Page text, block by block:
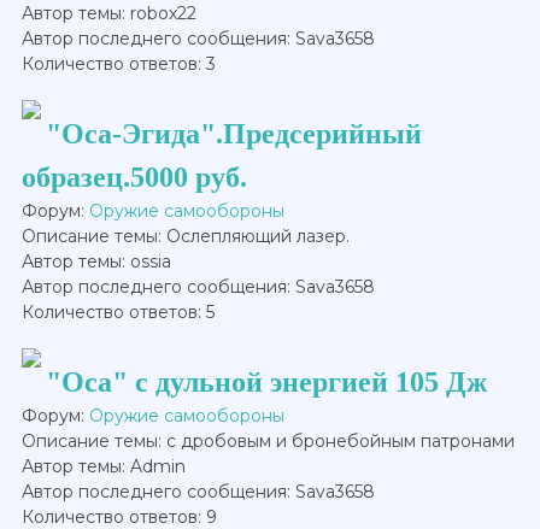
Автор темы: robox22
Автор последнего сообщения: Sava3658
Количество ответов: 3
"Оса-Эгида".Предсерийный
образец.5000 руб.
Форум: Оружие самообороны
Описание темы: Ослепляющий лазер.
Автор темы: ossia
Автор последнего сообщения: Sava3658
Количество ответов: 5
"Оса" с дульной энергией 105 Дж
Форум: Оружие самообороны
Описание темы: с дробовым и бронебойным патронами
Автор темы: Admin
Автор последнего сообщения: Sava3658
Количество ответов: 9